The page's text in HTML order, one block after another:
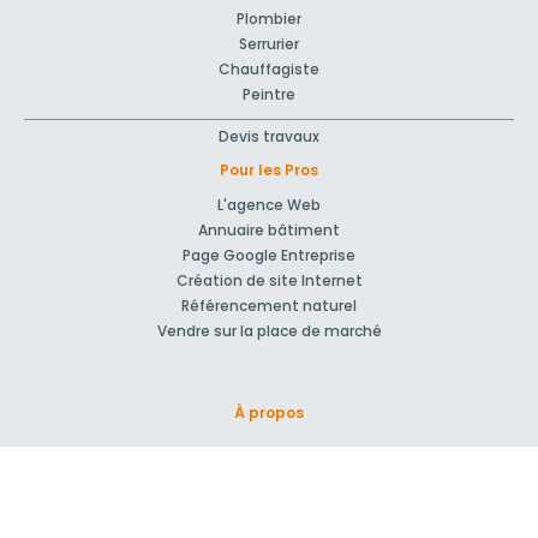
Plombier
Serrurier
Chauffagiste
Peintre
Devis travaux
Pour les Pros
L'agence Web
Annuaire bâtiment
Page Google Entreprise
Création de site Internet
Référencement naturel
Vendre sur la place de marché
À propos